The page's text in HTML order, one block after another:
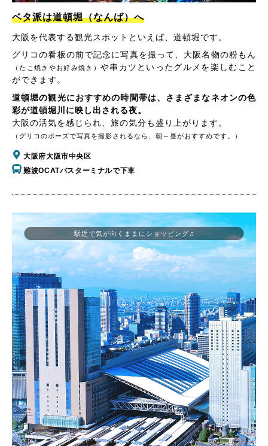
ベタ派は道頓堀（なんば）へ
大阪を代表する観光スポットといえば、道頓堀です。
グリコの看板の前で記念に写真を撮って、大阪名物の粉もん
（たこ焼きやお好み焼き） や串カツといったグルメを楽しむこと
ができます。
道頓堀の観光におすすめの時間帯は、さまざまなネオンの色
彩が道頓堀川に映し出される夜。
大阪の活気を感じられ、旅の気分も盛り上がります。
（グリコのポーズで写真を撮影されるなら、朝～昼がおすすめです。）
大阪府大阪市中央区
難波OCATバスターミナルで下車
駅近で気が向くままにショッピング♫